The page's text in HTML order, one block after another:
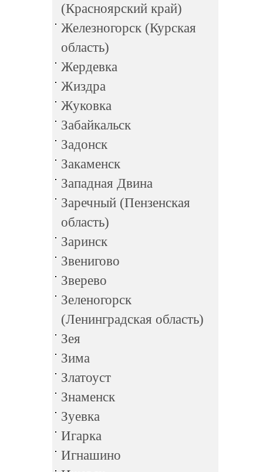
(Красноярский край)
Железногорск (Курская
область)
Жердевка
Жиздра
Жуковка
Забайкальск
Задонск
Закаменск
Западная Двина
Заречный (Пензенская
область)
Заринск
Звенигово
Зверево
Зеленогорск
(Ленинградская область)
Зея
Зима
Златоуст
Знаменск
Зуевка
Игарка
Игнашино